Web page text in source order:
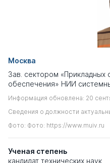
Москва
Зав. сектором «Прикладных
обеспечения» НИИ
Информация обновлена: 20
Сведения о должности
Фото: Фото: https://www.muiv.ru
Ученая степень
кандидат технических наук